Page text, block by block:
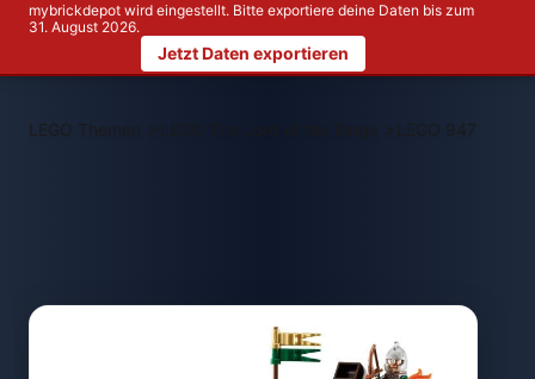
mybrickdepot wird eingestellt. Bitte exportiere deine Daten bis zum
31. August 2026.
Jetzt Daten exportieren
LEGO Themen > > LEGO 9471